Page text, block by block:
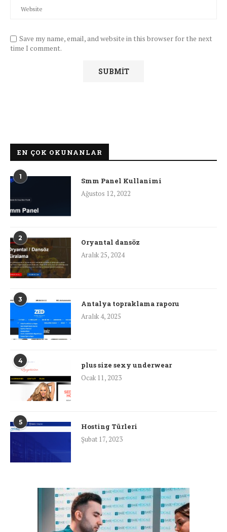
Save my name, email, and website in this browser for the next
time I comment.
EN ÇOK OKUNANLAR
1
Smm Panel Kullanimi
Ağustos 12, 2022
2
Oryantal dansöz
Aralık 25, 2024
3
Antalya topraklama raporu
Aralık 4, 2025
4
plus size sexy underwear
Ocak 11, 2023
5
Hosting Türleri
Şubat 17, 2023